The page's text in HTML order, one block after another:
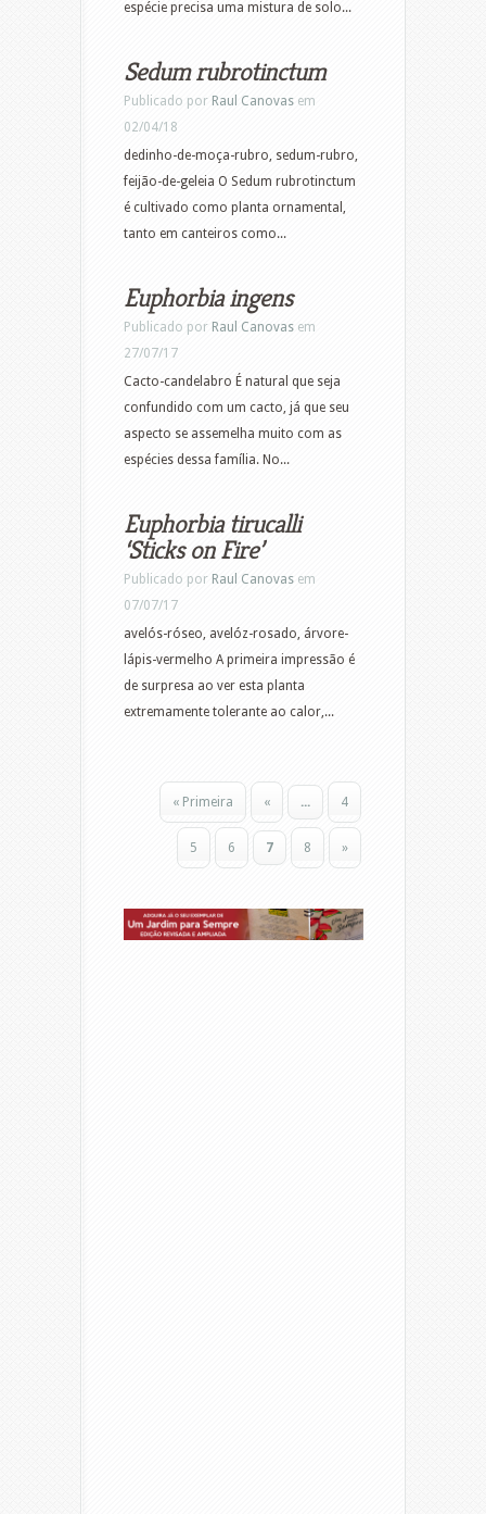
espécie precisa uma mistura de solo...
Sedum rubrotinctum
Publicado por Raul Canovas em
02/04/18
dedinho-de-moça-rubro, sedum-rubro,
feijão-de-geleia O Sedum rubrotinctum
é cultivado como planta ornamental,
tanto em canteiros como...
Euphorbia ingens
Publicado por Raul Canovas em
27/07/17
Cacto-candelabro É natural que seja
confundido com um cacto, já que seu
aspecto se assemelha muito com as
espécies dessa família. No...
Euphorbia tirucalli
‘Sticks on Fire’
Publicado por Raul Canovas em
07/07/17
avelós-róseo, avelóz-rosado, árvore-
lápis-vermelho A primeira impressão é
de surpresa ao ver esta planta
extremamente tolerante ao calor,...
« Primeira « ... 4
5 6 7 8 »